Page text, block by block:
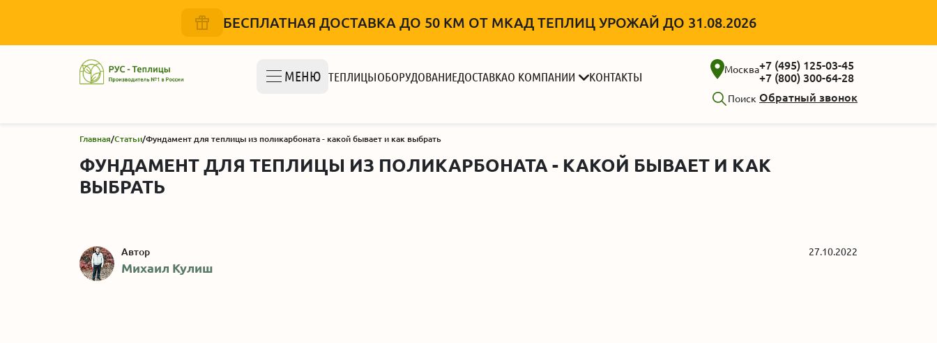
БЕСПЛАТНАЯ ДОСТАВКА ДО 50 КМ ОТ МКАД ТЕПЛИЦ УРОЖАЙ ДО 31.08.2026
МЕНЮ ТЕПЛИЦЫОБОРУДОВАНИЕДОСТАВКАО КОМПАНИИ КОНТАКТЫ Москва
Поиск
+7 (495) 125-03-45
+7 (800) 300-64-28
Обратный звонок
Главная/Статьи/Фундамент для теплицы из поликарбоната - какой бывает и как выбрать
ФУНДАМЕНТ ДЛЯ ТЕПЛИЦЫ ИЗ ПОЛИКАРБОНАТА - КАКОЙ БЫВАЕТ И КАК
ВЫБРАТЬ
Автор
Михаил Кулиш
27.10.2022